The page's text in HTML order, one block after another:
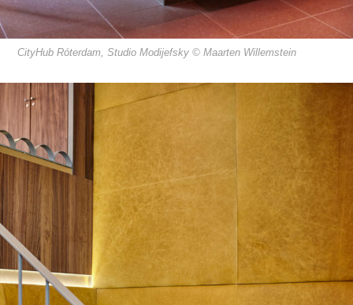
CityHub Róterdam, Studio Modijefsky © Maarten Willemstein